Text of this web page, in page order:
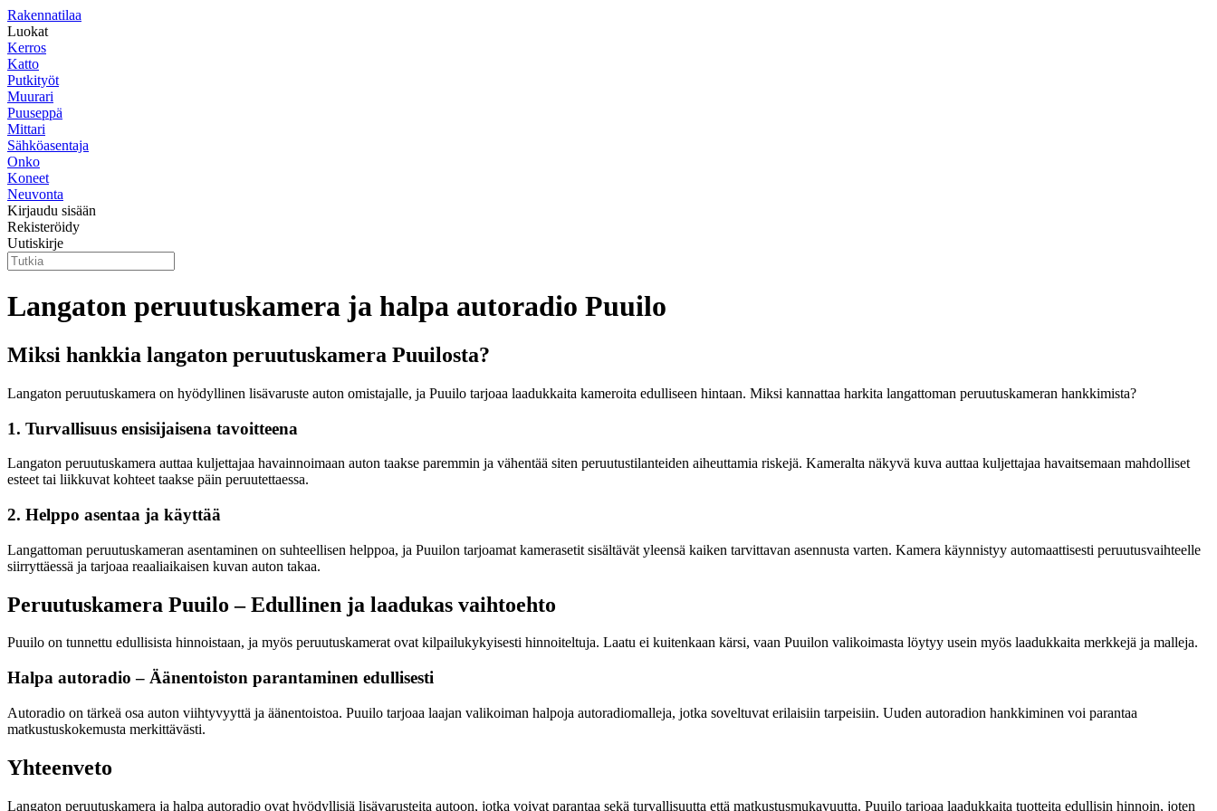
Rakennatilaa
Luokat
Kerros
Katto
Putkityöt
Muurari
Puuseppä
Mittari
Sähköasentaja
Onko
Koneet
Neuvonta
Kirjaudu sisään
Rekisteröidy
Uutiskirje
Langaton peruutuskamera ja halpa autoradio Puuilo
Miksi hankkia langaton peruutuskamera Puuilosta?
Langaton peruutuskamera on hyödyllinen lisävaruste auton omistajalle, ja Puuilo tarjoaa laadukkaita kameroita edulliseen hintaan. Miksi kannattaa harkita langattoman peruutuskameran hankkimista?
1. Turvallisuus ensisijaisena tavoitteena
Langaton peruutuskamera auttaa kuljettajaa havainnoimaan auton taakse paremmin ja vähentää siten peruutustilanteiden aiheuttamia riskejä. Kameralta näkyvä kuva auttaa kuljettajaa havaitsemaan mahdolliset
esteet tai liikkuvat kohteet taakse päin peruutettaessa.
2. Helppo asentaa ja käyttää
Langattoman peruutuskameran asentaminen on suhteellisen helppoa, ja Puuilon tarjoamat kamerasetit sisältävät yleensä kaiken tarvittavan asennusta varten. Kamera käynnistyy automaattisesti peruutusvaihteelle
siirryttäessä ja tarjoaa reaaliaikaisen kuvan auton takaa.
Peruutuskamera Puuilo – Edullinen ja laadukas vaihtoehto
Puuilo on tunnettu edullisista hinnoistaan, ja myös peruutuskamerat ovat kilpailukykyisesti hinnoiteltuja. Laatu ei kuitenkaan kärsi, vaan Puuilon valikoimasta löytyy usein myös laadukkaita merkkejä ja malleja.
Halpa autoradio – Äänentoiston parantaminen edullisesti
Autoradio on tärkeä osa auton viihtyvyyttä ja äänentoistoa. Puuilo tarjoaa laajan valikoiman halpoja autoradiomalleja, jotka soveltuvat erilaisiin tarpeisiin. Uuden autoradion hankkiminen voi parantaa
matkustuskokemusta merkittävästi.
Yhteenveto
Langaton peruutuskamera ja halpa autoradio ovat hyödyllisiä lisävarusteita autoon, jotka voivat parantaa sekä turvallisuutta että matkustusmukavuutta. Puuilo tarjoaa laadukkaita tuotteita edullisin hinnoin, joten